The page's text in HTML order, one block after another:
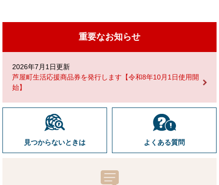
重要なお知らせ
2026年7月1日更新
芦屋町生活応援商品券を発行します【令和8年10月1日使用開
始】
見つからないときは よくある質問